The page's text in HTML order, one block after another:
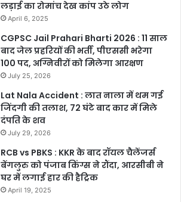
लड़ाई का रोमांच देख कांप उठे लोग
April 6, 2025
CGPSC Jail Prahari Bharti 2026 : 11 साल
बाद जेल प्रहरियों की भर्ती, पीएससी भरेगा
100 पद, अग्निवीरों को मिलेगा आरक्षण
July 25, 2026
Lat Nala Accident : लात नाला में थम गई
जिंदगी की तलाश, 72 घंटे बाद कार में मिले
दंपति के शव
July 29, 2026
RCB vs PBKS : KKR के बाद रॉयल चैलेंजर्स
बेंगलुरु को पंजाब किंग्स ने रौंदा, आरसीबी ने
घर में लगाई हार की हैट्रिक
April 19, 2025